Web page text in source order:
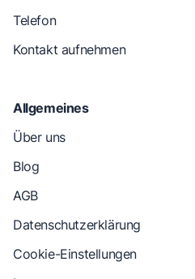
Telefon
Kontakt aufnehmen
Allgemeines
Über uns
Blog
AGB
Datenschutzerklärung
Cookie-Einstellungen